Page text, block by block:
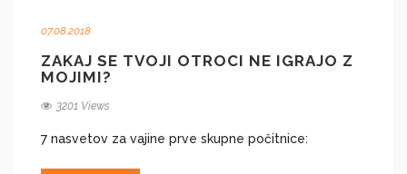
07.08.2018
ZAKAJ SE TVOJI OTROCI NE IGRAJO Z
MOJIMI?
3201 Views
7 nasvetov za vajine prve skupne počitnice: